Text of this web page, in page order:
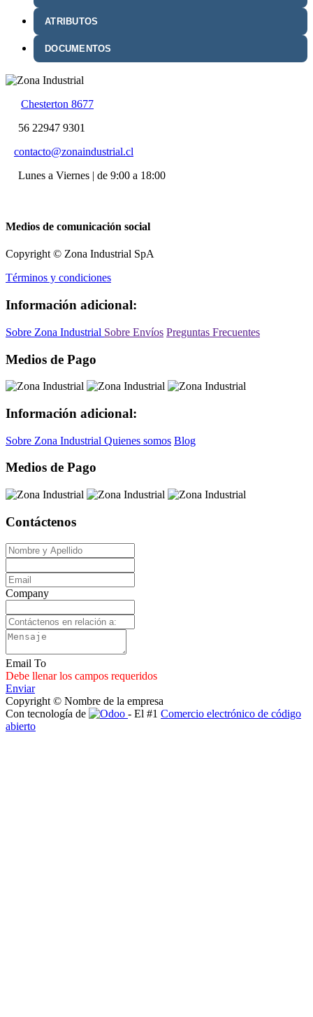
ATRIBUTOS
DOCUMENTOS
Chesterton 8677
56 22947 9301
contacto@zonaindustrial.cl
Lunes a Viernes | de 9:00 a 18:00
Medios de comunicación social
Copyright © Zona Industrial SpA
Términos y condiciones
Información adicional:
Sobre Zona Industrial Sobre Envíos Preguntas Frecuentes
Medios de Pago
Información adicional:
Sobre Zona Industrial Quienes somos Blog
Medios de Pago
Contáctenos
Company
Email To
Debe llenar los campos requeridos
Enviar
Copyright © Nombre de la empresa
Con tecnología de
- El #1 Comercio electrónico de código
abierto